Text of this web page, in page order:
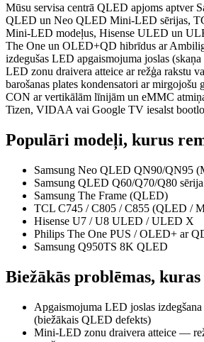
Mūsu servisa centrā QLED apjoms aptver
QLED un Neo QLED Mini-LED sērijas,
Mini-LED modeļus, Hisense ULED un
The One un OLED+QD hibrīdus ar
izdegušas LED apgaismojuma joslas
LED zonu draivera atteice ar režģa rakstu
barošanas plates kondensatori ar mirgojošu
CON ar vertikālām līnijām un eMMC
Tizen, VIDAA vai Google TV iesalst
Populāri modeļi, kurus
Samsung Neo QLED QN90/QN95
Samsung QLED Q60/Q70/Q80 sērija
Samsung The Frame (QLED)
TCL C745 / C805 / C855 (QLED /
Hisense U7 / U8 ULED / ULED X
Philips The One PUS / OLED+ ar
Samsung Q950TS 8K QLED
Biežākās problēmas,
Apgaismojuma LED joslas
(biežākais QLED defekts)
Mini-LED zonu draivera atteice —